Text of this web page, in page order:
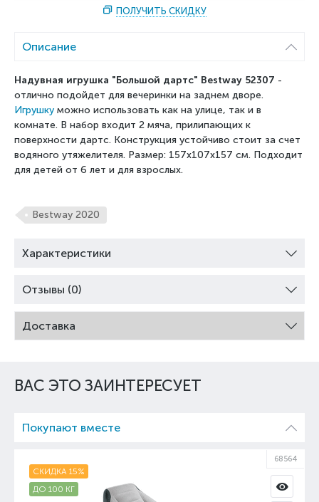
ПОЛУЧИТЬ СКИДКУ
Описание
Надувная игрушка "Большой дартс" Bestway 52307 -
отлично подойдет для вечеринки на заднем дворе.
Игрушку можно использовать как на улице, так и в
комнате. В набор входит 2 мяча, прилипающих к
поверхности дартс. Конструкция устойчиво стоит за счет
водяного утяжелителя. Размер: 157x107x157 см. Подходит
для детей от 6 лет и для взрослых.
Bestway 2020
Характеристики
Отзывы (0)
Доставка
ВАС ЭТО ЗАИНТЕРЕСУЕТ
Покупают вместе
СКИДКА 15%
ДО 100 КГ
68564